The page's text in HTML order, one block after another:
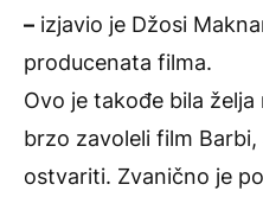
– izjavio je Džosi
producenata filma.
Ovo je takođe bila
brzo zavoleli film Barbi,
ostvariti. Zvanično je